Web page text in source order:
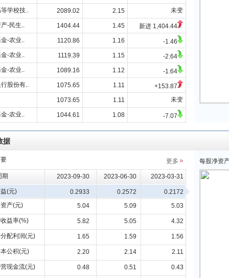
学校技.. 2089.02 2.15 未变
-民生.. 1404.44 1.45
新进 1,404.44
-农业..
1120.86 1.16
-1.46
-农业..
1119.39 1.15
-2.64
-农业..
1089.16 1.12
-1.64
股份有..
1075.65 1.11
+153.87
1073.65
1.11 未变
-农业.. 1044.61 1.08 -7.07
据
更多
期 2023-09-30 2023-06-30 2023-03-31
(元) 0.2933 0.2572
0.2172
产(元)
5.04 5.09 5.03
益率(%) 5.82 5.05 4.32
配利润(元) 1.65 1.59 1.56
公积(元) 2.20 2.14 2.11
现金流(元) 0.48 0.51 0.43
每股净资